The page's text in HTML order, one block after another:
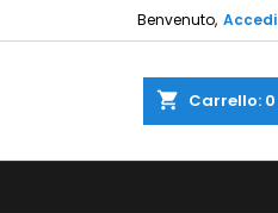
Benvenuto, Accedi
shopping_cart Carrello: 0